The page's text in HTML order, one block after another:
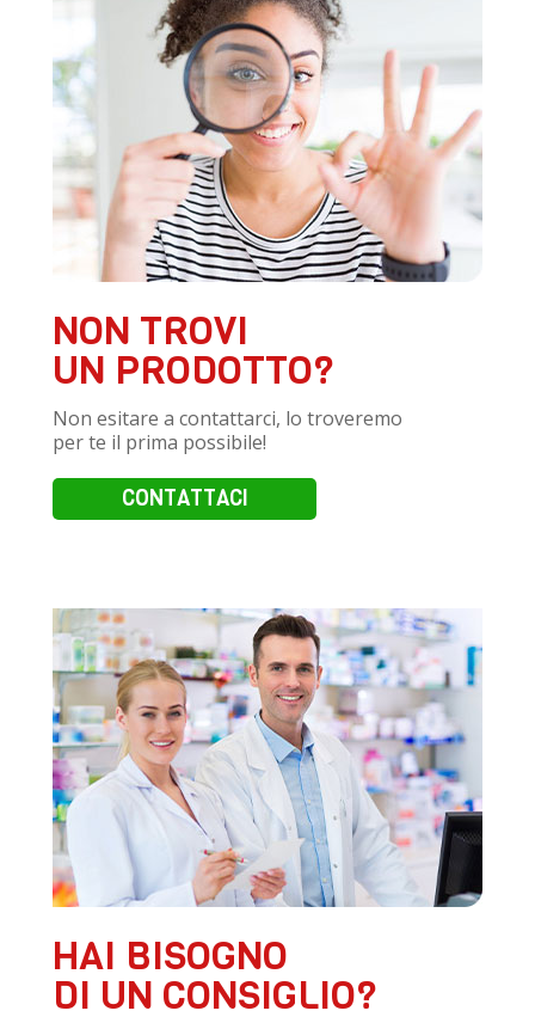
NON TROVI
UN PRODOTTO?
Non esitare a contattarci, lo troveremo
per te il prima possibile!
CONTATTACI
HAI BISOGNO
DI UN CONSIGLIO?